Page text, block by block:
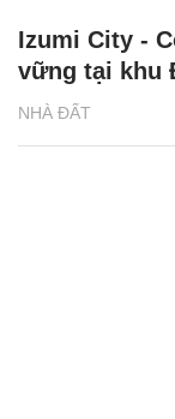
NHÀ ĐẤT
Izumi City -
vững tại khu